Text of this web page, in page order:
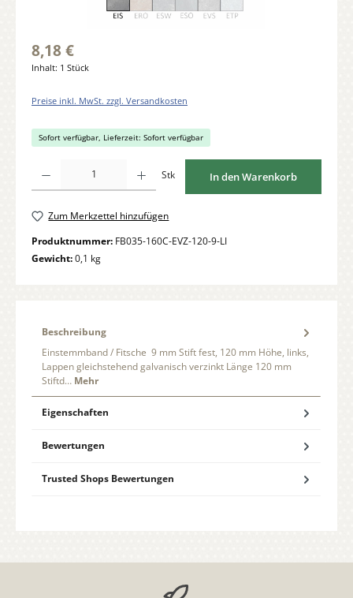
8,18 €
Inhalt: 1 Stück
Preise inkl. MwSt. zzgl. Versandkosten
Sofort verfügbar, Lieferzeit: Sofort verfügbar
Stk In den Warenkorb
Zum Merkzettel hinzufügen
Produktnummer: FB035-160C-EVZ-120-9-LI
Gewicht:0,1 kg
Beschreibung
Einstemmband / Fitsche 9 mm Stift fest, 120 mm Höhe, links,
Lappen gleichstehend galvanisch verzinkt Länge 120 mm
Stiftd… Mehr
Eigenschaften
Bewertungen
Trusted Shops Bewertungen